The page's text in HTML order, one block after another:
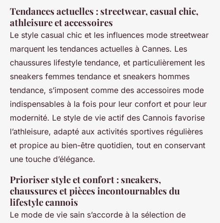
Tendances actuelles : streetwear, casual chic,
athleisure et accessoires
Le style casual chic et les influences mode streetwear
marquent les tendances actuelles à Cannes. Les
chaussures lifestyle tendance, et particulièrement les
sneakers femmes tendance et sneakers hommes
tendance, s’imposent comme des accessoires mode
indispensables à la fois pour leur confort et pour leur
modernité. Le style de vie actif des Cannois favorise
l’athleisure, adapté aux activités sportives régulières
et propice au bien-être quotidien, tout en conservant
une touche d’élégance.
Prioriser style et confort : sneakers,
chaussures et pièces incontournables du
lifestyle cannois
Le mode de vie sain s’accorde à la sélection de